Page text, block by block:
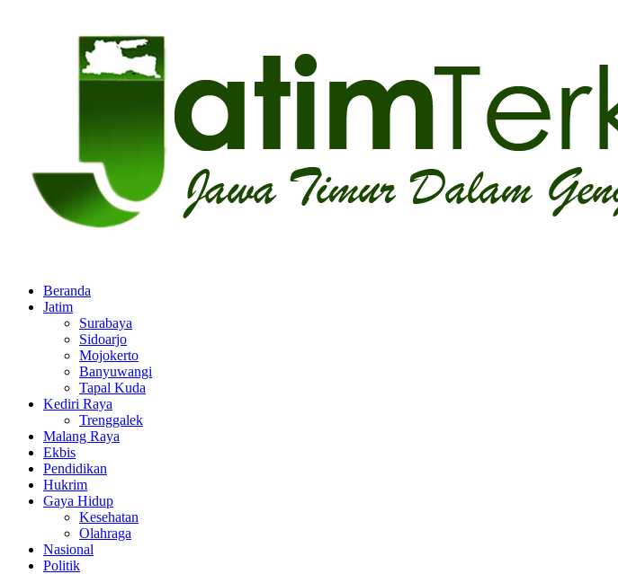
Beranda
Jatim
Surabaya
Sidoarjo
Mojokerto
Banyuwangi
Tapal Kuda
Kediri Raya
Trenggalek
Malang Raya
Ekbis
Pendidikan
Hukrim
Gaya Hidup
Kesehatan
Olahraga
Nasional
Politik